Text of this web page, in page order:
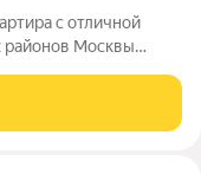
с отличной
районов Москвы
а не